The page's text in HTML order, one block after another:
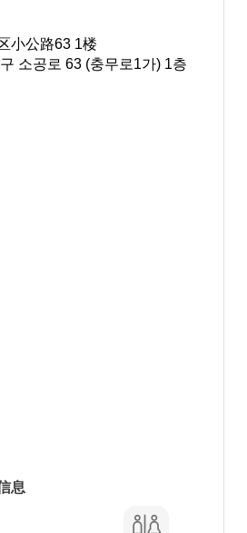
小公路63 1楼
소공로 63 (충무로1가) 1층
息